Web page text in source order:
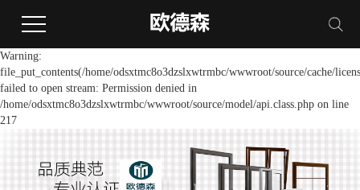
Warning:
file_put_contents(/home/odsxtmc8o3dzslxwtrmbc/wwwroot/source/cache/
failed to open stream: Permission denied in
/home/odsxtmc8o3dzslxwtrmbc/wwwroot/source/model/api.class.php on line
217